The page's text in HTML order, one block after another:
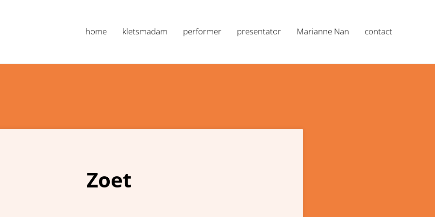
home kletsmadam performer presentator Marianne Nan contact
Zoet